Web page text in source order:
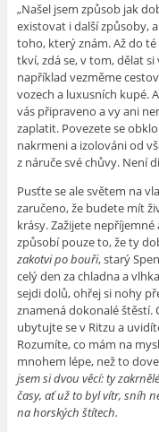
„Našel jsem způsob jak
existovat i další způsoby,
toho, který znám. Až do
tkví, zdá se, v tom, dělat
například vezměme
vozech a luxusních kupé.
vás připraveno a vy ani
zaplatit. Povezete se
nakrmeni a izolováni od
z náruče své chůvy. Není
Pusťte se ale světem na
zaručeno, že budete mít
krásy. Zažijete
způsobí pouze to, že ty
zakotvi po bouři, starý
celý den za chladna a
sejdi dolů, ohřej si nohy
znamená dokonalé štěstí.
ubytujte se v Ritzu a
Rozumíte, co mám na
mnohem lépe, než to
jsem si dvou věcí: ty
časy, ať už to byl vítr, sníh
na horských štítech.